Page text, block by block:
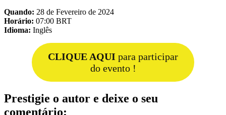
Quando: 28 de Fevereiro de 2024
Horário: 07:00 BRT
Idioma: Inglês
CLIQUE AQUI para participar
do evento !
Prestigie o autor e deixe o seu
comentário: